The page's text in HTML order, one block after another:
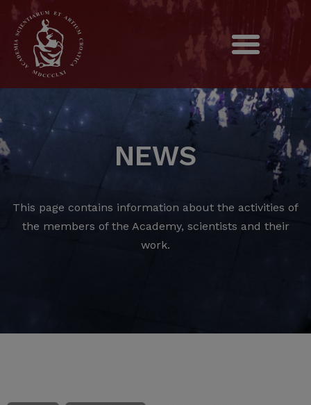
NEWS
This page contains information about the activities of
the members of the Academy, scientists and their
work.